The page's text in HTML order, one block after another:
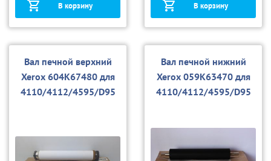
В корзину В корзину
Вал печной верхний
Xerox 604K67480 для
4110/4112/4595/D95
Вал печной нижний
Xerox 059K63470 для
4110/4112/4595/D95